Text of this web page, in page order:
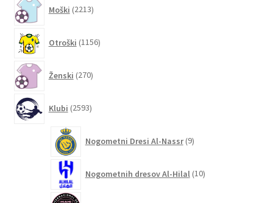
Moški 2213izdelkov
Otroški 1156izdelkov
Ženski 270izdelkov
Klubi 2593izdelkov
Nogometni Dresi Al-Nassr 9izdelkov
Nogometnih dresov Al-Hilal 10izdelkov